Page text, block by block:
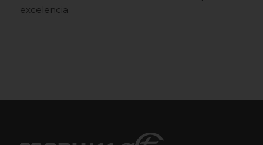
excelencia.